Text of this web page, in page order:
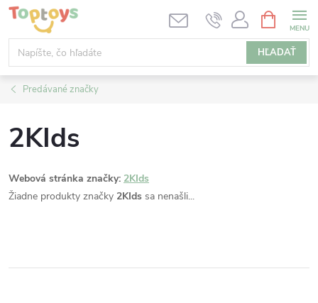
Prejsť
obsah
HĽADAŤ
KOŠÍK
Predávané značky
2KIds
Webová stránka značky: 2KIds
Žiadne produkty značky 2KIds sa nenašli...